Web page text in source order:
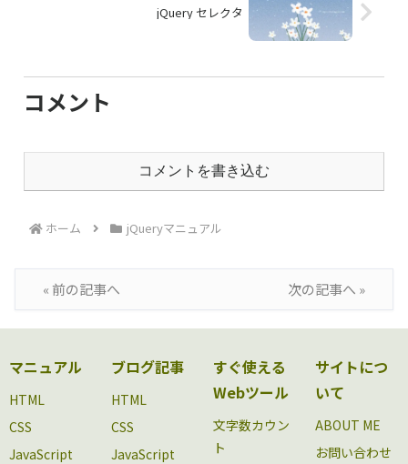
jQuery セレクタ
コメント
コメントを書き込む
ホーム jQueryマニュアル
« 前の記事へ 次の記事へ »
マニュアル
HTML
CSS
JavaScript
ブログ記事
HTML
CSS
JavaScript
すぐ使える
Webツール
文字数カウン
ト
サイトにつ
いて
ABOUT ME
お問い合わせ